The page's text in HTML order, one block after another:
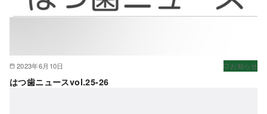
2023年6月10日 お知らせ
はつ歯ニュースvol.25-26